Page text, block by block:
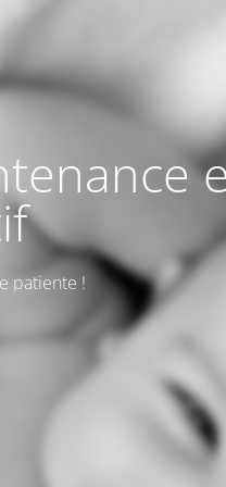
patiente !